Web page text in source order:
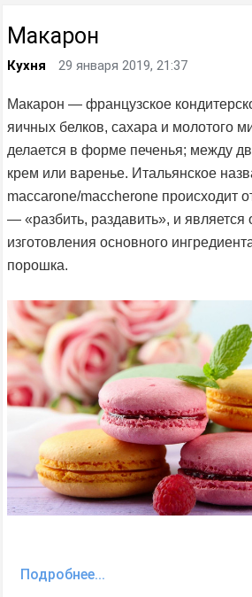
Макарон
Кухня 29 января 2019, 21:37
Макарон — французское
яичных белков, сахара и молотого
делается в форме печенья; между
крем или варенье. Итальянское
maccarone/maccherone происходит
— «разбить, раздавить», и является
изготовления основного
порошка.
Подробнее...